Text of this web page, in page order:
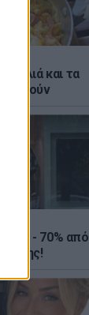
και τα
έως - 70% από